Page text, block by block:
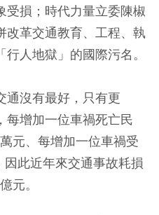
受損；時代力量立委陳椒
改革交通教育、工程、執
人地獄」的國際污名。
通沒有最好，只有更
每增加一位車禍死亡民
元、每增加一位車禍受
此近年來交通事故耗損
元。